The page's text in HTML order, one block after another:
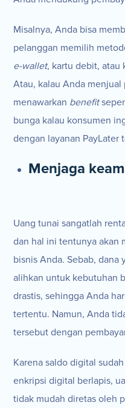
Misalnya, Anda bisa
pelanggan memilih
e-wallet, kartu debit, atau
Atau, kalau Anda
menawarkan benefit
bunga kalau konsumen
dengan layanan PayLater
Menjaga
Uang tunai sangatlah
dan hal ini tentunya akan
bisnis Anda. Sebab, dana
alihkan untuk kebutuhan
drastis, sehingga Anda
tertentu. Namun, Anda
tersebut dengan
Karena saldo digital
enkripsi digital berlapis,
tidak mudah diretas oleh